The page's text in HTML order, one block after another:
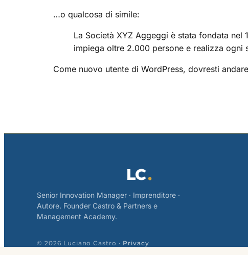
…o qualcosa di simile:
La Società XYZ Aggeggi è stata fondata
impiega oltre 2.000 persone e realizza ogni
Come nuovo utente di WordPress, dovresti
LC
Senior Innovation Manager · Imprenditore ·
Autore. Founder Castro & Partners e
Management Academy.
© 2026 Luciano Castro · Privacy